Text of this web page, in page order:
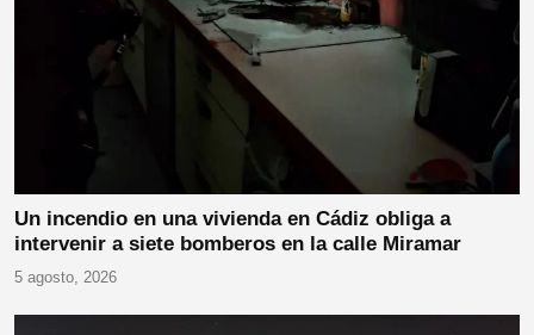
Un incendio en una vivienda en Cádiz obliga a
intervenir a siete bomberos en la calle Miramar
5 agosto, 2026